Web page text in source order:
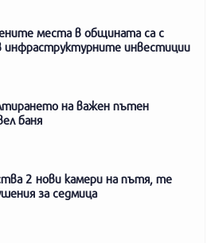
места в общината са с
инфраструктурните инвестиции
на важен пътен
баня
2 нови камери на пътя, те
за седмица